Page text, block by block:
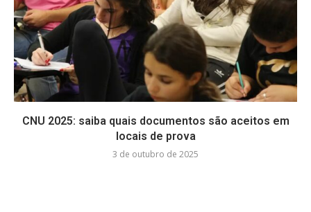
CNU 2025: saiba quais documentos são aceitos em
locais de prova
3 de outubro de 2025